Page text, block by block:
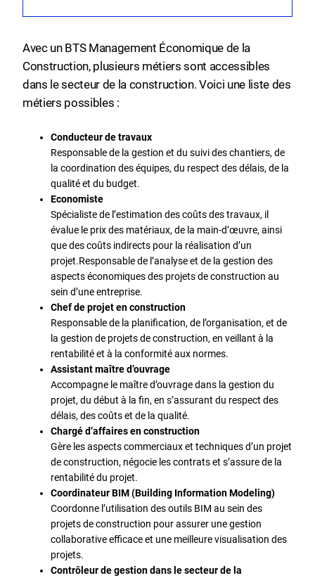
Avec un BTS Management Économique de la
Construction, plusieurs métiers sont accessibles
dans le secteur de la construction. Voici une liste des
métiers possibles :
Conducteur de travaux
Responsable de la gestion et du suivi des chantiers, de
la coordination des équipes, du respect des délais, de la
qualité et du budget.
Economiste
Spécialiste de l’estimation des coûts des travaux, il
évalue le prix des matériaux, de la main-d’œuvre, ainsi
que des coûts indirects pour la réalisation d’un
projet.Responsable de l’analyse et de la gestion des
aspects économiques des projets de construction au
sein d’une entreprise.
Chef de projet en construction
Responsable de la planification, de l’organisation, et de
la gestion de projets de construction, en veillant à la
rentabilité et à la conformité aux normes.
Assistant maître d’ouvrage
Accompagne le maître d’ouvrage dans la gestion du
projet, du début à la fin, en s’assurant du respect des
délais, des coûts et de la qualité.
Chargé d’affaires en construction
Gère les aspects commerciaux et techniques d’un projet
de construction, négocie les contrats et s’assure de la
rentabilité du projet.
Coordinateur BIM (Building Information Modeling)
Coordonne l’utilisation des outils BIM au sein des
projets de construction pour assurer une gestion
collaborative efficace et une meilleure visualisation des
projets.
Contrôleur de gestion dans le secteur de la